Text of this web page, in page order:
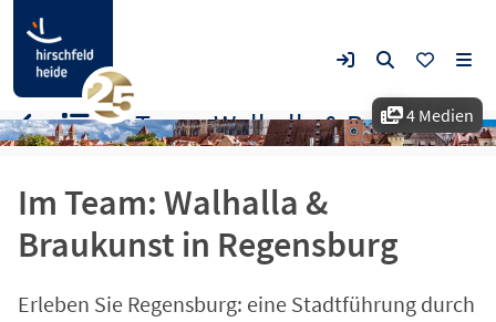
4 Medien
Im Team: Walhalla &
Braukunst in Regensburg
Erleben Sie Regensburg: eine Stadtführung durch
Im Team: Walhalla & Braukunst in Regensburg